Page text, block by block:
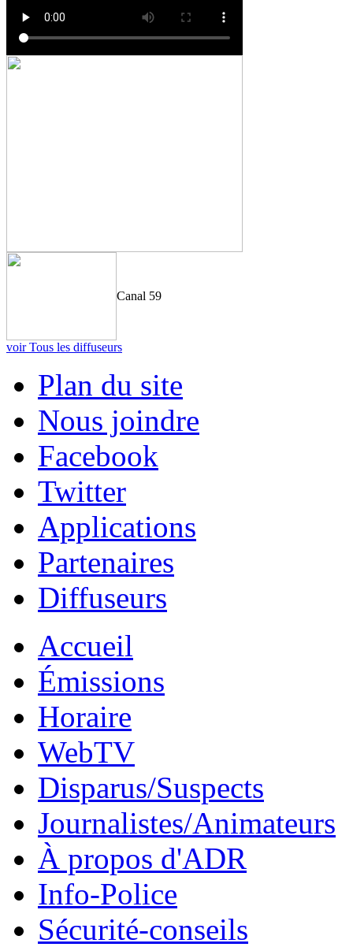
Canal 59
voir Tous les diffuseurs
Plan du site
Nous joindre
Facebook
Twitter
Applications
Partenaires
Diffuseurs
Accueil
Émissions
Horaire
WebTV
Disparus/Suspects
Journalistes/Animateurs
À propos d'ADR
Info-Police
Sécurité-conseils